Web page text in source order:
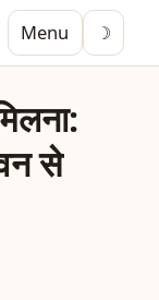
Menu ☽
से